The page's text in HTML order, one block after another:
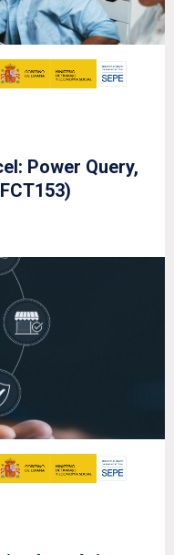
Power Query,